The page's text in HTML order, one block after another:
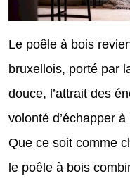
Le poêle à bois
bruxellois, porté par
douce, l’attrait des
volonté d’échapper
Que ce soit comme
le poêle à bois